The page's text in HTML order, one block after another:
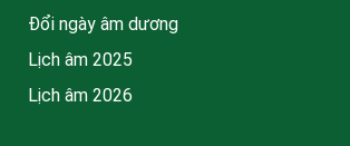
Đổi ngày âm dương
Lịch âm 2025
Lịch âm 2026